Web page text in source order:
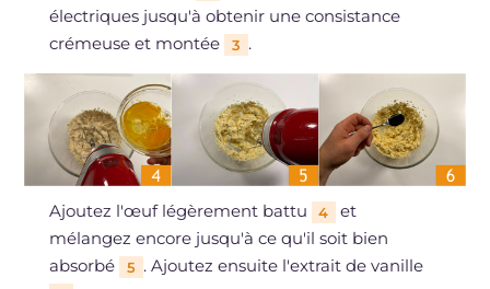
électriques jusqu'à obtenir une consistance
crémeuse et montée
3 .
Ajoutez l'œuf légèrement battu 4
et
mélangez encore jusqu'à ce qu'il soit bien
absorbé
5 . Ajoutez ensuite l'extrait de vanille